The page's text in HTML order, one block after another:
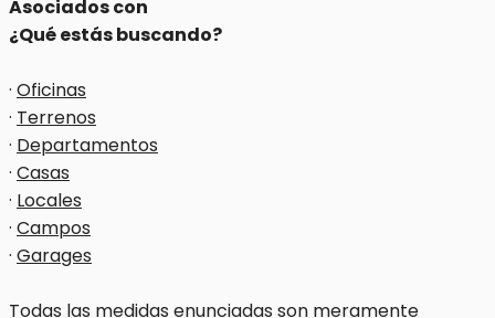
Asociados con
¿Qué estás buscando?
· Oficinas
· Terrenos
· Departamentos
· Casas
· Locales
· Campos
· Garages
Todas las medidas enunciadas son meramente